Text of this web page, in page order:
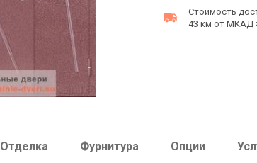
Стоимость
43 км от МКАД
Отделка Фурнитура Опции